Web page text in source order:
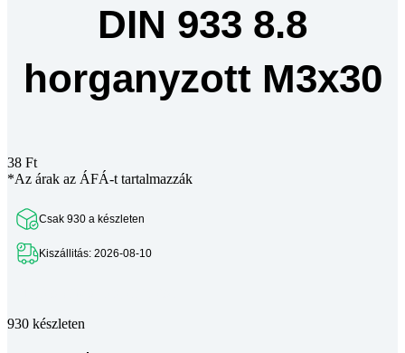
DIN 933 8.8
horganyzott M3x30
38 Ft
*Az árak az ÁFÁ-t tartalmazzák
Csak 930 a készleten
Kiszállitás: 2026-08-10
930 készleten